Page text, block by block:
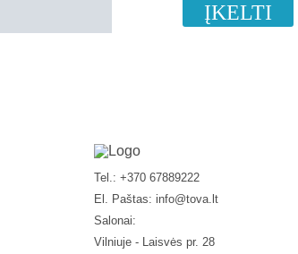
ĮKELTI
Tel.: +370 67889222
El. Paštas: info@tova.lt
Salonai:
Vilniuje - Laisvės pr. 28